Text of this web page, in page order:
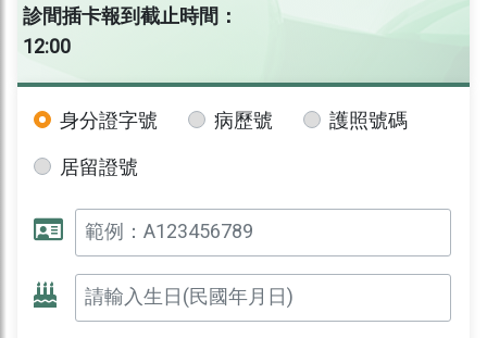
診間插卡報到截止時間：
12:00
身分證字號 病歷號
護照號碼
居留證號